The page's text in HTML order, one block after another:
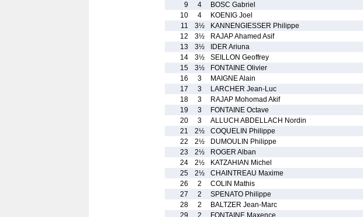
9
4 BOSC Gabriel
10
4 KOENIG Joel
11
3½ KANNENGIESSER Philippe
12
3½ RAJAP Ahamed Asif
13
3½ IDER Ariuna
14
3½ SEILLON Geoffrey
15
3½ FONTAINE Olivier
16
3 MAIGNE Alain
17
3 LARCHER Jean-Luc
18
3 RAJAP Mohomad Akif
19
3 FONTAINE Octave
20
3 ALLUCH ABDELLACH Nordin
21
2½ COQUELIN Philippe
22
2½ DUMOULIN Philippe
23
2½ ROGER Alban
24
2½ KATZAHIAN Michel
25
2½ CHAINTREAU Maxime
26
2 COLIN Mathis
27
2 SPENATO Philippe
28
2 BALTZER Jean-Marc
29
2 FONTAINE Maxence